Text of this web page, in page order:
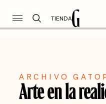
TIENDA
ARCHIVO
Arte en la